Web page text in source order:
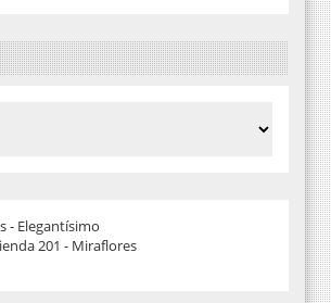
- Elegantísimo
201 - Miraflores